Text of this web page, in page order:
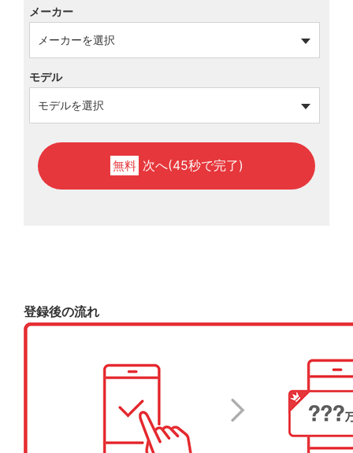
メーカー
モデル
無料 次へ(45秒で完了)
登録後の流れ